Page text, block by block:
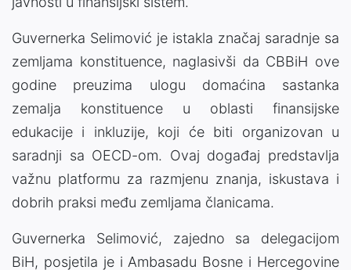
Guvernerka Selimović je istakla značaj saradnje sa
zemljama konstituence, naglasivši da CBBiH ove
godine preuzima ulogu domaćina sastanka
zemalja konstituence u oblasti finansijske
edukacije i inkluzije, koji će biti organizovan u
saradnji sa OECD-om. Ovaj događaj predstavlja
važnu platformu za razmjenu znanja, iskustava i
dobrih praksi među zemljama članicama.
Guvernerka Selimović, zajedno sa delegacijom
BiH, posjetila je i Ambasadu Bosne i Hercegovine